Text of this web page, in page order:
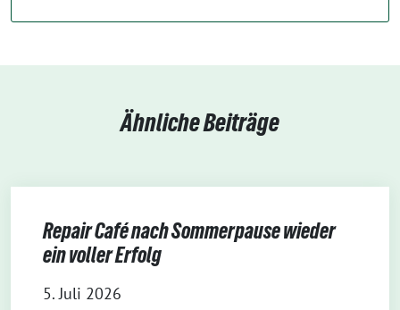
Ähnliche Beiträge
Repair Café nach Sommerpause wieder
ein voller Erfolg
5. Juli 2026